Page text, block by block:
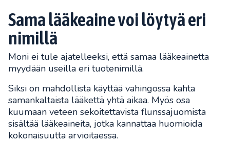
Sama lääkeaine voi löytyä eri
nimillä
Moni ei tule ajatelleeksi, että samaa lääkeainetta
myydään useilla eri tuotenimillä.
Siksi on mahdollista käyttää vahingossa kahta
samankaltaista lääkettä yhtä aikaa. Myös osa
kuumaan veteen sekoitettavista flunssajuomista
sisältää lääkeaineita, jotka kannattaa huomioida
kokonaisuutta arvioitaessa.